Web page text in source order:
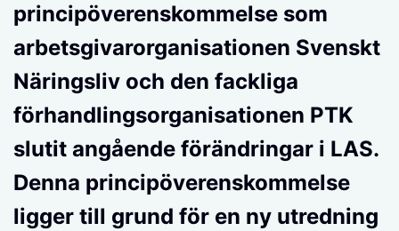
principöverenskommelse som
arbetsgivarorganisationen Svenskt
Näringsliv och den fackliga
förhandlingsorganisationen PTK
slutit angående förändringar i LAS.
Denna principöverenskommelse
ligger till grund för en ny utredning